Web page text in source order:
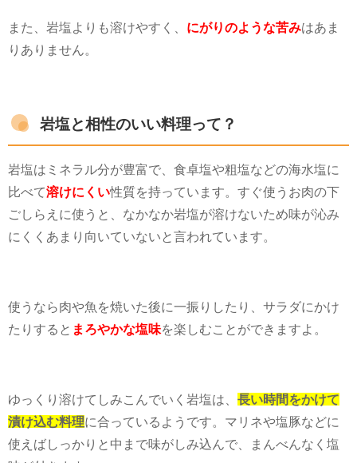
また、岩塩よりも溶けやすく、 にがりのような苦みはあま
りありません。
岩塩と相性のいい料理って？
岩塩はミネラル分が豊富で、食卓塩や粗塩などの海水塩に
比べて溶けにくい性質を持っています。すぐ使うお肉の下
ごしらえに使うと、なかなか岩塩が溶けないため味が沁み
にくくあまり向いていないと言われています。
使うなら肉や魚を焼いた後に一振りしたり、サラダにかけ
たりすると まろやかな塩味を楽しむことができますよ。
ゆっくり溶けてしみこんでいく岩塩は、 長い時間をかけて
漬け込む料理に合っているようです。マリネや塩豚などに
使えばしっかりと中まで味がしみ込んで、まんべんなく塩